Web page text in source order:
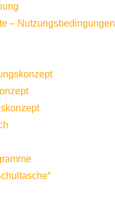
– Nutzungsbedingungen